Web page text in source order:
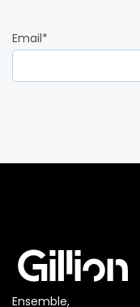
Email*
Ensemble,